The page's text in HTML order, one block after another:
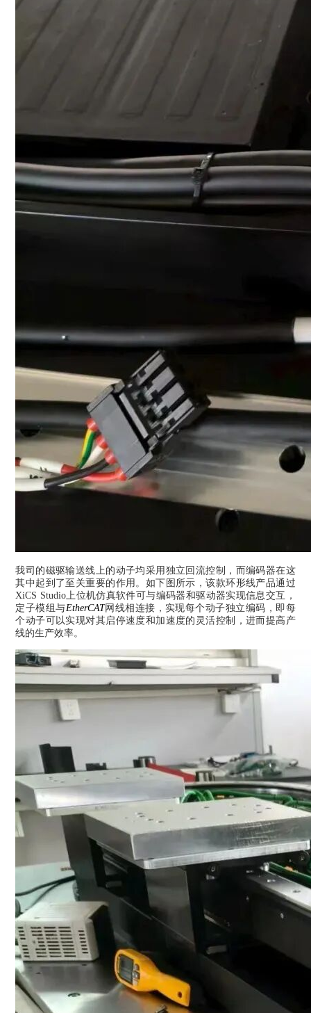
我司的磁驱输送线上的动子均采用独立回流控制，而编码器在这
其中起到了至关重要的作用。如下图所示，该款环形线产品通过
XiCS Studio上位机仿真软件可与编码器和驱动器实现信息交互，
定子模组与EtherCAT网线相连接，实现每个动子独立编码，即每
个动子可以实现对其启停速度和加速度的灵活控制，进而提高产
线的生产效率。